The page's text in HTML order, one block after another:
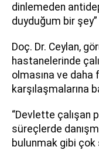
dinlemeden
duyduğum bir şey”
Doç. Dr. Ceylan,
hastanelerinde
olmasına ve daha
karşılaşmalarına
“Devlette çalışan
süreçlerde
bulunmak gibi çok